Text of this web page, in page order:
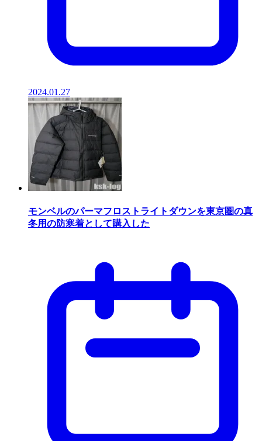
2024.01.27
モンベルのパーマフロストライトダウンを東京圏の真
冬用の防寒着として購入した